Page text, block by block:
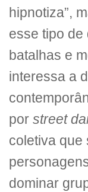
hipnotiza”,
esse tipo de
batalhas e
interessa a
por street
coletiva que
dominar